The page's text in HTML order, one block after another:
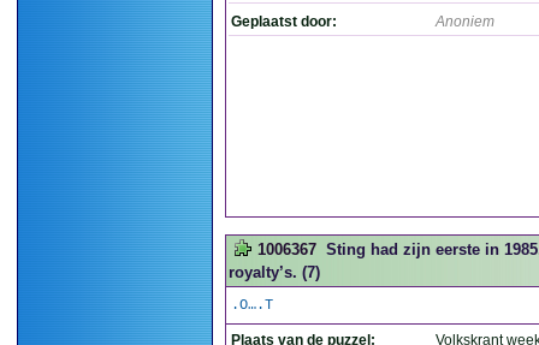
Geplaatst door: Anoniem
1006367 Sting had zijn eerste in
royalty’s. (7)
.O….T
Plaats van de puzzel:
Volkskrant